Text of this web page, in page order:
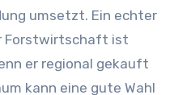
umsetzt. Ein echter
Forstwirtschaft ist
er regional gekauft
kann eine gute Wahl